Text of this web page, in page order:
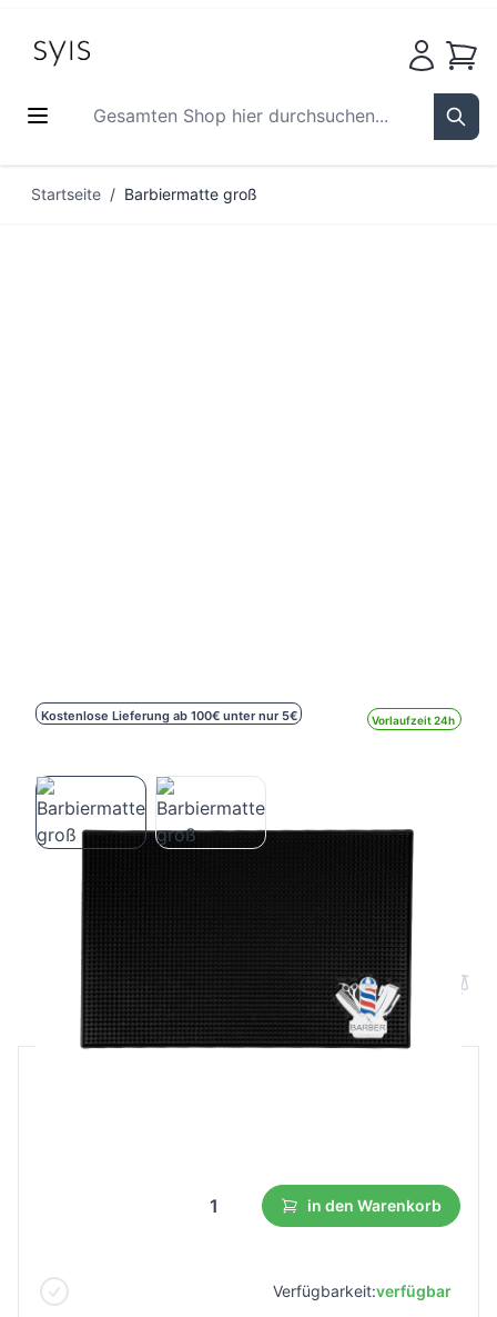
Gesamten Shop hier durchsuchen...
Startseite / Barbiermatte groß
Kostenlose Lieferung ab 100€ unter nur 5€ Vorlaufzeit 24h
Barbiermatte groß
B2B Preis Endverbraucherpreis
in den Warenkorb
Verfügbarkeit:verfügbar